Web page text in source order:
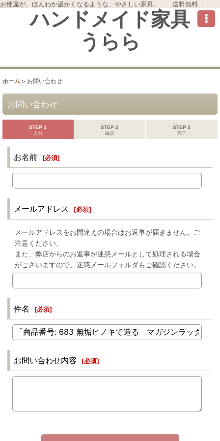
お部屋が、ほんわか温かくなるような、やさしい家具。 送料無料
ハンドメイド家具
うらら
ホーム > お問い合わせ
お問い合わせ
STEP 1
入力
STEP 2
確認
STEP 3
完了
お名前 [必須]
メールアドレス [必須]
メールアドレスをお間違えの場合はお返事が届きません。ご
注意ください。
また、弊店からのお返事が迷惑メールとして処理される場合
がございますので、迷惑メールフォルダもご確認ください。
件名 [必須]
お問い合わせ内容 [必須]